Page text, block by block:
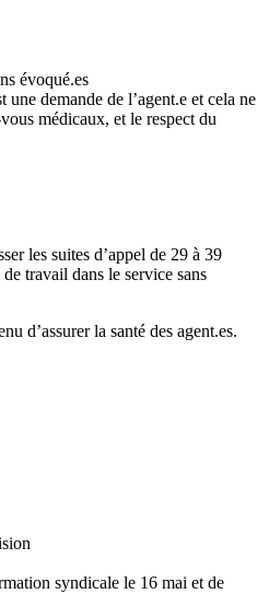
évoqué.es
demande de l’agent.e et cela ne
médicaux, et le respect du
les suites d’appel de 29 à 39
travail dans le service sans
d’assurer la santé des agent.es.
syndicale le 16 mai et de